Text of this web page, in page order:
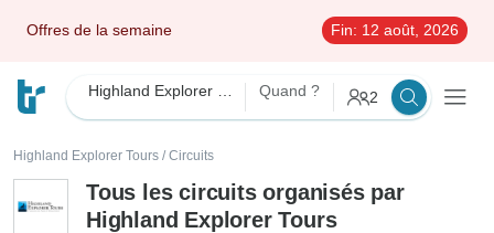
Offres de la semaine Fin: 12 août, 2026
Quand ? 2
Highland Explorer Tours / Circuits
Tous les circuits organisés par
Highland Explorer Tours